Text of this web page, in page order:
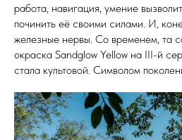
работа, навигация, умение
починить её своими силами. И,
железные нервы. Со временем, та
окраска Sandglow Yellow на III-й
стала культовой. Символом